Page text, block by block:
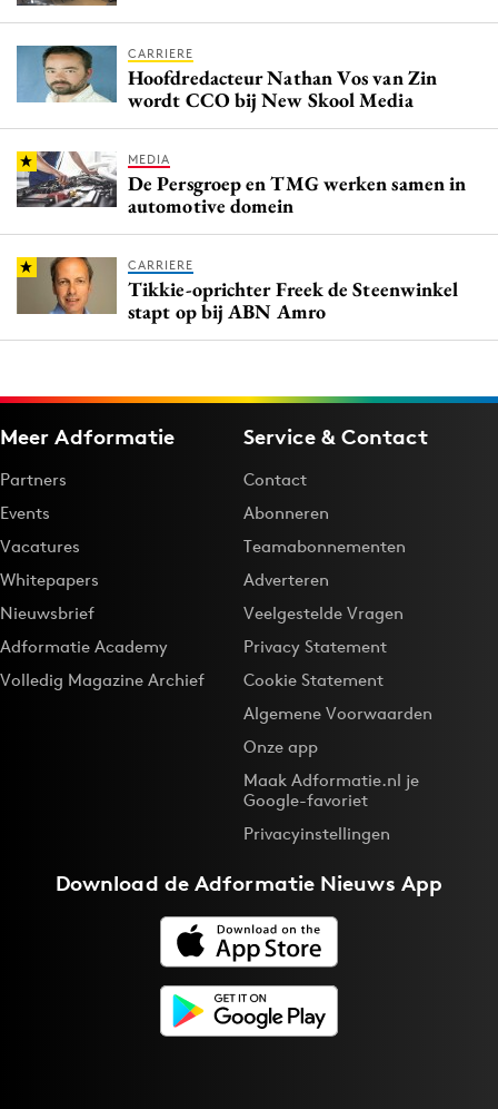
CARRIERE
Hoofdredacteur Nathan Vos van Zin
wordt CCO bij New Skool Media
MEDIA
De Persgroep en TMG werken samen in
automotive domein
CARRIERE
Tikkie-oprichter Freek de Steenwinkel
stapt op bij ABN Amro
Meer Adformatie
Partners
Events
Vacatures
Whitepapers
Nieuwsbrief
Adformatie Academy
Volledig Magazine Archief
Service & Contact
Contact
Abonneren
Teamabonnementen
Adverteren
Veelgestelde Vragen
Privacy Statement
Cookie Statement
Algemene Voorwaarden
Onze app
Maak Adformatie.nl je
Google-favoriet
Privacyinstellingen
Download deAdformatie Nieuws App